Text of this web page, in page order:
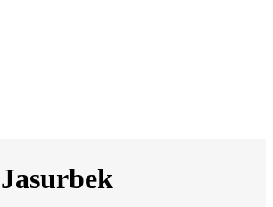
Jasurbek